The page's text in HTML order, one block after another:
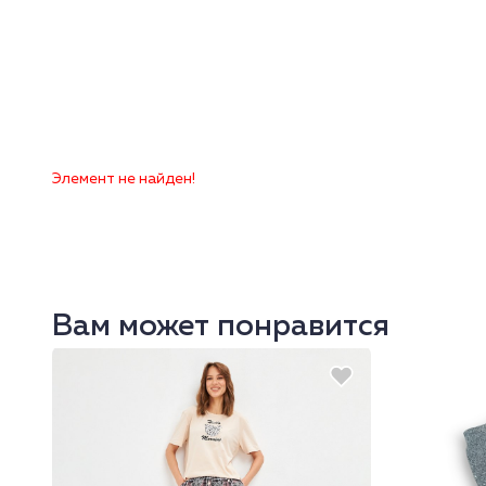
Элемент не найден!
Вам может понравится